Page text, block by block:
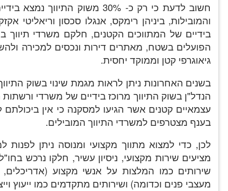
חשוב לדעת כי רק כ- 30% משוק
והמובילות, ביניהן רימקס, אנגלו סכסון וריאליטי
בידיים של המתווכים הקטנים, חלקם משרדי תיווך
הפועלים בשטח, מאתרים דירות ונכסים למכירה
גיאוגרפי קטן וממוקד יחסית.
בשנים האחרונות ניתן לראות מגמת שינוי בשוק
הנדל"ן בשוק התיווך מרוכז בידיים של משרדי ורשתות
עצמאיים קטנים אשר הגיעו למסקנה כי אין
בענף מצטרפים למשרדי התיווך המובילים.
לכן, כדי למצוא מתווך מקצועי ומנוסה ניתן לפנות
מציעים שירות מקצועי, ניסיון עשיר, חלקו נרכש
שירותים כמו המלצות על אנשי מקצוע
מעצבי פנים וכדומה) ושירותים מתקדמים כמו ייעוץ